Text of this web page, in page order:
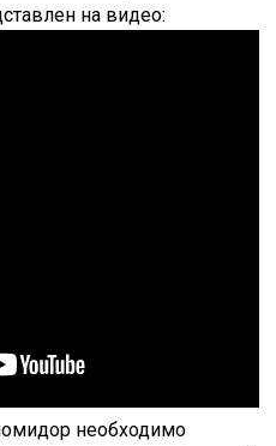
на видео:
необходимо